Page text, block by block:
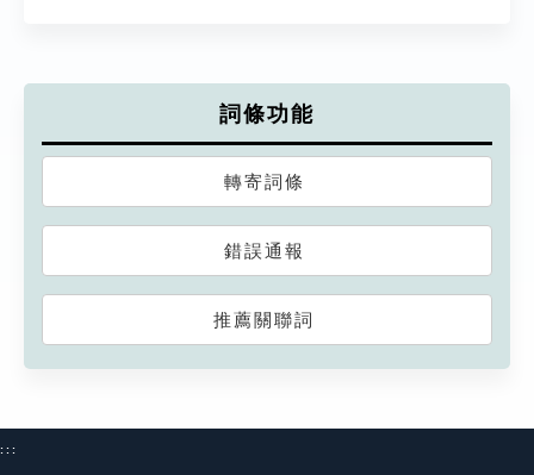
詞條功能
轉寄詞條
錯誤通報
推薦關聯詞
:::